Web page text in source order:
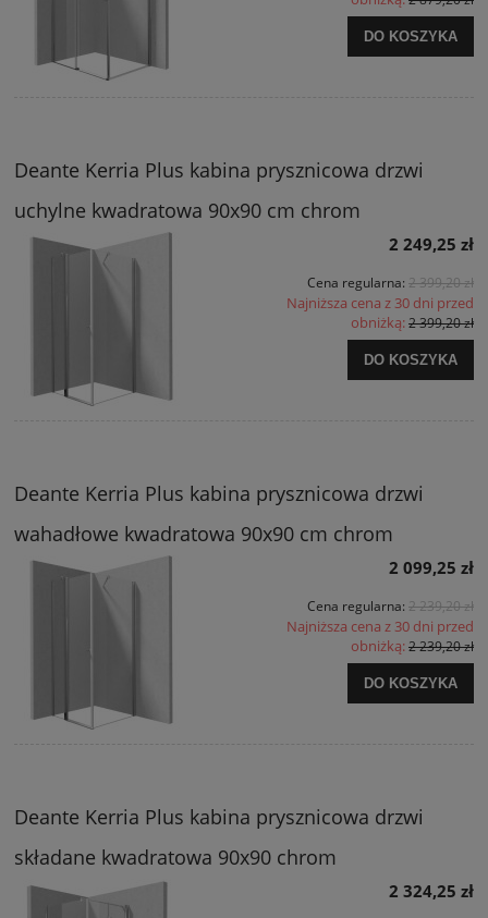
DO KOSZYKA
Deante Kerria Plus kabina prysznicowa drzwi
uchylne kwadratowa 90x90 cm chrom
2 249,25 zł
Cena regularna: 2 399,20 zł
Najniższa cena z 30 dni przed
obniżką:2 399,20 zł
DO KOSZYKA
Deante Kerria Plus kabina prysznicowa drzwi
wahadłowe kwadratowa 90x90 cm chrom
2 099,25 zł
Cena regularna: 2 239,20 zł
Najniższa cena z 30 dni przed
obniżką:2 239,20 zł
DO KOSZYKA
Deante Kerria Plus kabina prysznicowa drzwi
składane kwadratowa 90x90 chrom
2 324,25 zł